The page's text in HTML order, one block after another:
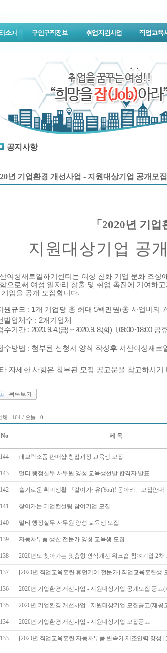
공지사항
년 기업환경 개선사업 - 지원대상기업 공개모
「 2020년 기업
지원대상기업 공
산여성새로일하기센터는 여성 친화 기업 문화 조성
으로써 여성 일자리 창출 및 취업 촉진에 기여하고
기업을 공개 모집합니다.
원규모 : 1개 기업당 총 최대 5백만원(총 사업비의
발업체수 : 2개기업체
수기간 : 2020. 9. 4.(금) ~ 2020. 9. 8.(화)〔09:00~18:00, 공
수방법 : 첨부된 신청서 양식 작성후 서산여성새로
자세한 사항은 첨부된 모집 공고문을 참고하시기
목록보기
체 : 164 / 오늘 : 0
No 제 목
144 패브릭소품 판매샵 창업과정 교육생 모집
143 멀티 행정실무 사무원 양성 교육생선발 합격자 발표
142 슬기로운 취미생활 『같이가~유(You)! 동아리」모집안내
141 찾아가는 기업컨설팅 참여기업 모집
140 멀티 행정실무 사무원 양성 교육생 모집
139 자동차부품 생산 전문가 양성 교육생 모집
138 2020년도 찾아가는 맞춤형 인식개선 워크숍 참여기업 2차
137 [2020년 직업교육훈련 휴먼케어 전문가] 직업교육훈련생
136 2020년 기업환경 개선사업 - 지원대상기업 공개모집 공고(
135 2020년 기업환경 개선사업 - 지원대상기업 모집공고(재공
134 2020년 기업환경 개선사업 - 지원대상기업 모집공고
133 [2020년 직업교육훈련 자동차부품 변속기 제조인력 양성]